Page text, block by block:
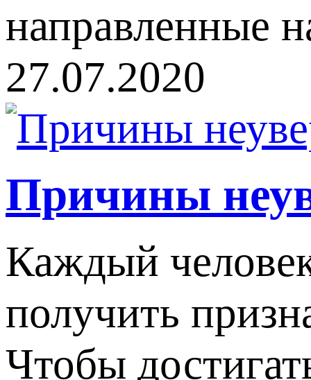
направленные
27.07.2020
Причины
Каждый
получить
Чтобы